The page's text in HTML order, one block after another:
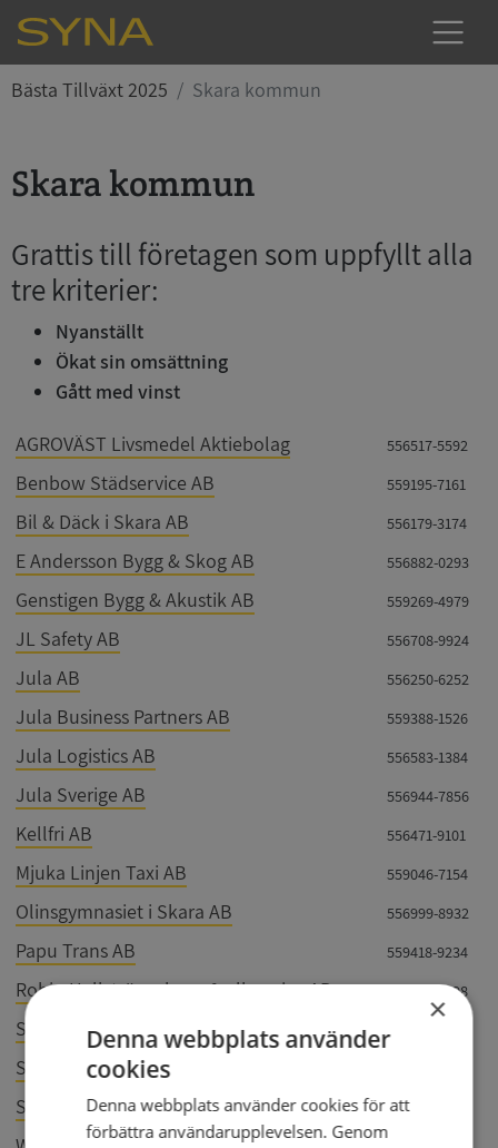
Bästa Tillväxt 2025 Skara kommun
Skara kommun
Grattis till företagen som uppfyllt alla
tre kriterier:
Nyanställt
Ökat sin omsättning
Gått med vinst
AGROVÄST Livsmedel Aktiebolag 556517-5592
Benbow Städservice AB 559195-7161
Bil & Däck i Skara AB 556179-3174
E Andersson Bygg & Skog AB 556882-0293
Genstigen Bygg & Akustik AB 559269-4979
JL Safety AB 556708-9924
Jula AB 556250-6252
Jula Business Partners AB 559388-1526
Jula Logistics AB 556583-1384
Jula Sverige AB 556944-7856
Kellfri AB 556471-9101
Mjuka Linjen Taxi AB 559046-7154
Olinsgymnasiet i Skara AB 556999-8932
Papu Trans AB 559418-9234
Robin Hellströms bygg & allservice AB 556917-5598
Simulation Partner Sweden AB 559433-5522
Skara Dalen AB
Ståhls Maskinuthyrning AB 556121-1003
×
Denna webbplats använder
cookies
Denna webbplats använder cookies för att
förbättra användarupplevelsen. Genom